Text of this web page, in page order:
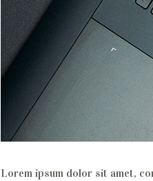
Lorem ipsum dolor sit amet,